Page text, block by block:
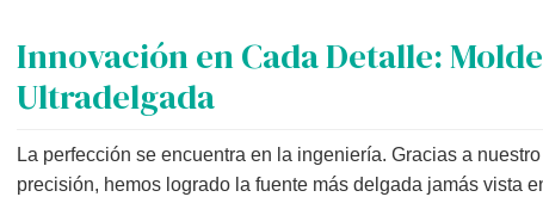
Innovación en Cada Detalle:
Ultradelgada
La perfección se encuentra en la ingeniería. Gracias a
precisión, hemos logrado la fuente más delgada jamás vista